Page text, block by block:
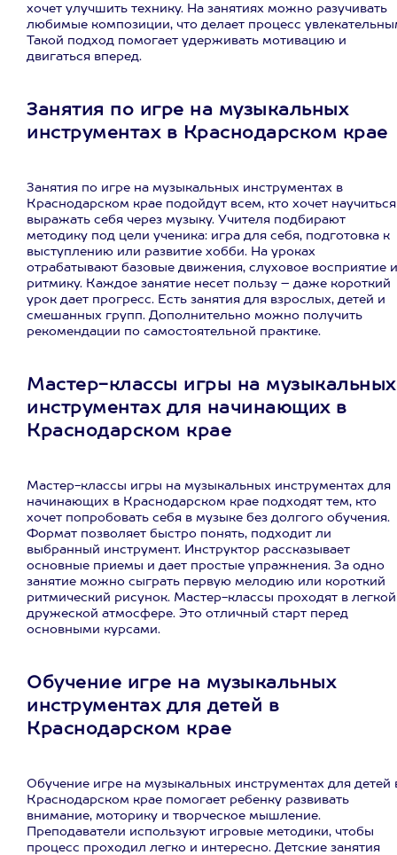
хочет улучшить технику. На занятиях можно разучивать
любимые композиции, что делает процесс
Такой подход помогает удерживать мотивацию и
двигаться вперед.
Занятия по игре на музыкальных
инструментах в Краснодарском крае
Занятия по игре на музыкальных инструментах в
Краснодарском крае подойдут всем, кто хочет научиться
выражать себя через музыку. Учителя подбирают
методику под цели ученика: игра для себя, подготовка к
выступлению или развитие хобби. На уроках
отрабатывают базовые движения, слуховое восприятие и
ритмику. Каждое занятие несет пользу – даже короткий
урок дает прогресс. Есть занятия для взрослых, детей и
смешанных групп. Дополнительно можно получить
рекомендации по самостоятельной практике.
Мастер-классы игры на музыкальных
инструментах для начинающих в
Краснодарском крае
Мастер-классы игры на музыкальных инструментах для
начинающих в Краснодарском крае подходят тем, кто
хочет попробовать себя в музыке без долгого обучения.
Формат позволяет быстро понять, подходит ли
выбранный инструмент. Инструктор рассказывает
основные приемы и дает простые упражнения. За одно
занятие можно сыграть первую мелодию или короткий
ритмический рисунок. Мастер-классы проходят в
дружеской атмосфере. Это отличный старт перед
основными курсами.
Обучение игре на музыкальных
инструментах для детей в
Краснодарском крае
Обучение игре на музыкальных инструментах для детей
Краснодарском крае помогает ребенку развивать
внимание, моторику и творческое мышление.
Преподаватели используют игровые методики, чтобы
процесс проходил легко и интересно. Детские занятия